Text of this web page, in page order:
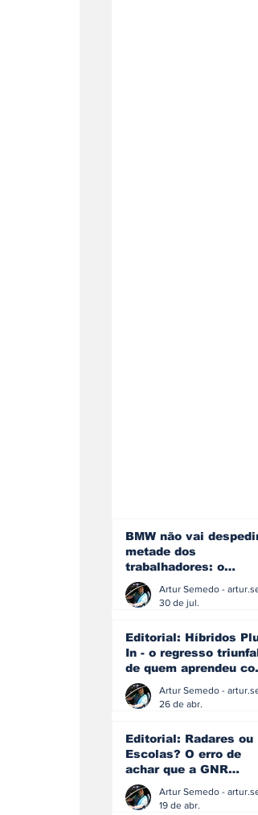
BMW não vai
metade dos
trabalhadores: o
problema é o
que muitos decidiram
30 de jul.
Editorial: Híbridos
In - o regresso
de quem aprendeu
os erros do passado
26 de abr.
Editorial: Radares ou
Escolas? O erro de
achar que a GNR
resolve o que a
educação falhou
19 de abr.